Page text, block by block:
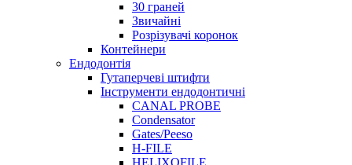
30 граней
Звичайні
Розрізувачі коронок
Контейнери
Ендодонтія
Гутаперчеві штифти
Інструменти ендодонтичні
CANAL PROBE
Condensator
Gates/Peeso
H-FILE
HELIXOFILE